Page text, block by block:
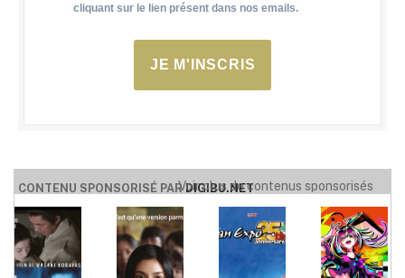
cliquant sur le lien présent dans nos emails.
JE M'INSCRIS
CONTENU SPONSORISÉ PARDIGIBU.NET
Voir plus de contenus sponsorisés